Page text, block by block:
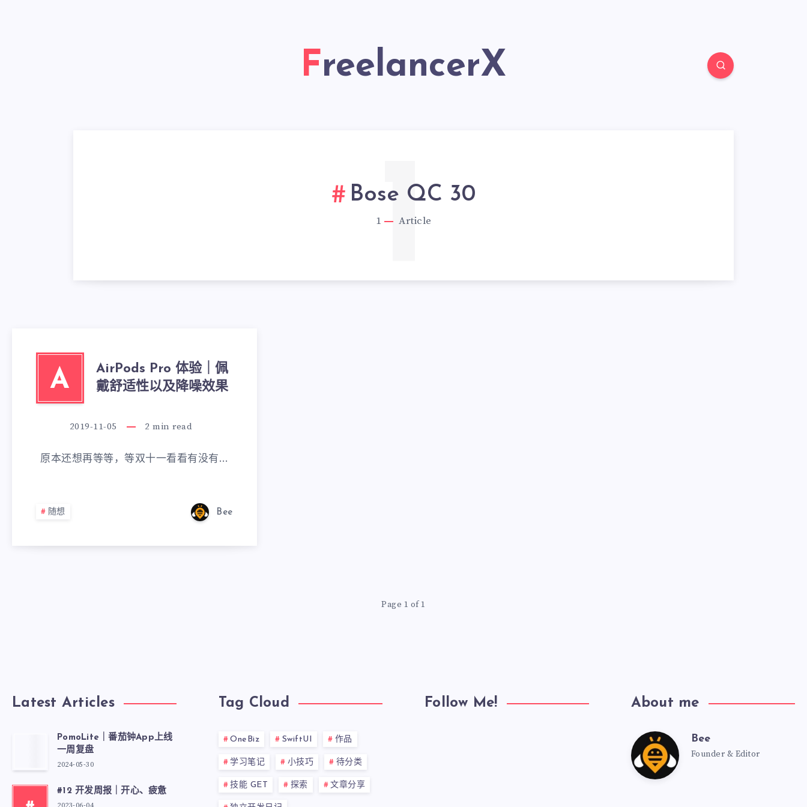
FreelancerX
Bose QC 30
1 Article
1
A
AirPods Pro 体验｜佩
戴舒适性以及降噪效果
2019-11-05 2 min read
原本还想再等等，等双十一看看有没有…
随想 Bee
Page 1 of 1
Latest Articles
PomoLite｜番茄钟App上线
一周复盘
2024-05-30
#12 开发周报｜开心、疲惫
Tag Cloud
OneBiz SwiftUI 作品
学习笔记 小技巧 待分类
技能 GET 探索 文章分享
Follow Me! About me
Bee
Founder & Editor